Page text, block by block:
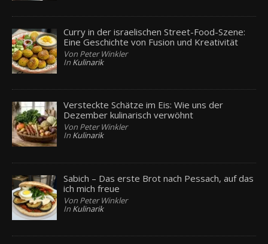
Curry in der israelischen Street-Food-Szene:
Eine Geschichte von Fusion und Kreativität
Von Peter Winkler
In Kulinarik
Versteckte Schätze im Eis: Wie uns der
Dezember kulinarisch verwöhnt
Von Peter Winkler
In Kulinarik
Sabich – Das erste Brot nach Pessach, auf das
ich mich freue
Von Peter Winkler
In Kulinarik